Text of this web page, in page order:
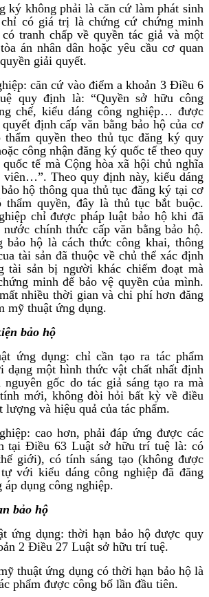
ký không phải là căn cứ làm phát sinh
có giá trị là chứng cứ chứng minh
tranh chấp về quyền tác giả và một
án nhân dân hoặc yêu cầu cơ quan
giải quyết.
căn cứ vào điểm a khoản 3 Điều 6
quy định là: “Quyền sở hữu công
chế, kiểu dáng công nghiệp… được
định cấp văn bằng bảo hộ của cơ
thẩm quyền theo thủ tục đăng ký quy
công nhận đăng ký quốc tế theo quy
tế mà Cộng hòa xã hội chủ nghĩa
viên…”. Theo quy định này, kiểu dáng
hộ thông qua thủ tục đăng ký tại cơ
thẩm quyền, đây là thủ tục bắt buộc.
chỉ được pháp luật bảo hộ khi đã
chính thức cấp văn bằng bảo hộ.
bảo hộ là cách thức công khai, thông
tài sản đã thuộc về chủ thể xác định
tài sản bị người khác chiếm đoạt mà
minh để bảo vệ quyền của mình.
nhiều thời gian và chi phí hơn đăng
mỹ thuật ứng dụng.
bảo hộ
ứng dụng: chỉ cần tạo ra tác phẩm
dạng một hình thức vật chất nhất định
gốc do tác giả sáng tạo ra mà
mới, không đòi hỏi bất kỳ về điều
lượng và hiệu quả của tác phẩm.
cao hơn, phải đáp ứng được các
tại Điều 63 Luật sở hữu trí tuệ là: có
giới), có tính sáng tạo (không được
với kiểu dáng công nghiệp đã đăng
dụng công nghiệp.
bảo hộ
ứng dụng: thời hạn bảo hộ được quy
2 Điều 27 Luật sở hữu trí tuệ.
thuật ứng dụng có thời hạn bảo hộ là
phẩm được công bố lần đầu tiên.